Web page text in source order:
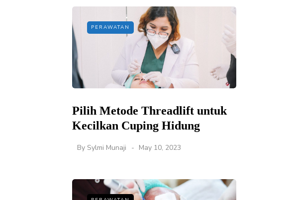
PERAWATAN
Pilih Metode Threadlift untuk
Kecilkan Cuping Hidung
By Sylmi Munaji May 10, 2023